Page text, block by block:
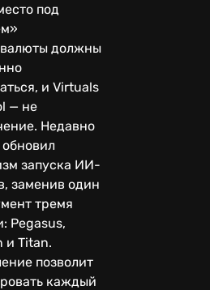
под
должны
и Virtuals
— не
Недавно
обновил
запуска ИИ-
заменив один
тремя
Pegasus,
и Titan.
позволит
каждый